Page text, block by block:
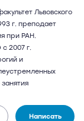
Львовского
г. преподает
при РАН.
2007 г.
и
Написать